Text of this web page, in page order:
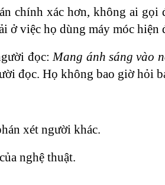
chính xác hơn, không ai
ở việc họ dùng máy móc hiện
đọc: Mang ánh sáng vào
đọc. Họ không bao giờ hỏi
xét người khác.
nghệ thuật.